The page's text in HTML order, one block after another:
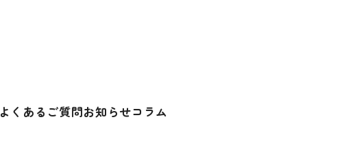
よくあるご質問お知らせコラム